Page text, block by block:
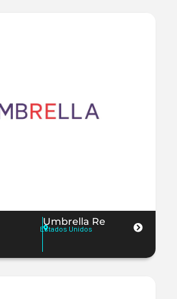
Umbrella Re
Estados Unidos